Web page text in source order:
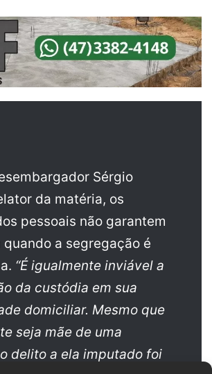
Sérgio
da matéria, os
pessoais não garantem
quando a segregação é
“É igualmente inviável a
da custódia em sua
domiciliar. Mesmo que
seja mãe de uma
delito a ela imputado foi